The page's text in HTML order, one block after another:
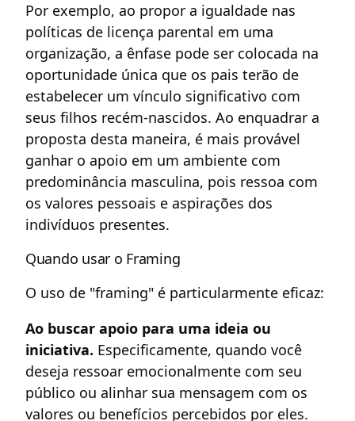
Por exemplo, ao propor a igualdade nas
políticas de licença parental em uma
organização, a ênfase pode ser colocada na
oportunidade única que os pais terão de
estabelecer um vínculo significativo com
seus filhos recém-nascidos. Ao enquadrar a
proposta desta maneira, é mais provável
ganhar o apoio em um ambiente com
predominância masculina, pois ressoa com
os valores pessoais e aspirações dos
indivíduos presentes.
Quando usar o Framing
O uso de "framing" é particularmente eficaz:
Ao buscar apoio para uma ideia ou
iniciativa. Especificamente, quando você
deseja ressoar emocionalmente com seu
público ou alinhar sua mensagem com os
valores ou benefícios percebidos por eles.